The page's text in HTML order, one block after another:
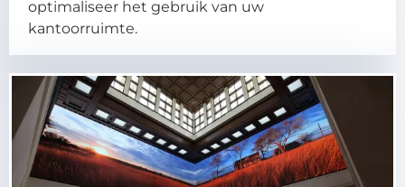
optimaliseer het gebruik van uw
kantoorruimte.